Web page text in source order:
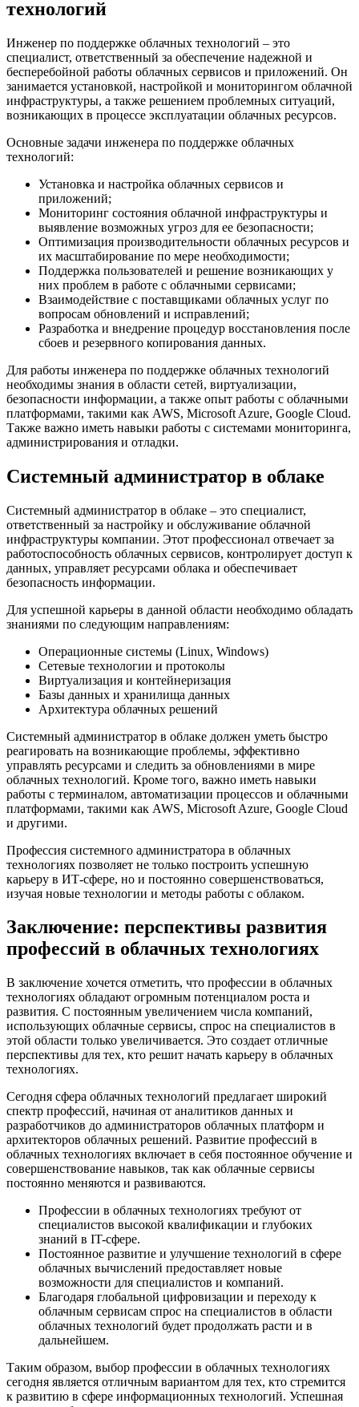
технологий
Инженер по поддержке облачных технологий – это
специалист, ответственный за обеспечение надежной и
бесперебойной работы облачных сервисов и приложений. Он
занимается установкой, настройкой и мониторингом облачной
инфраструктуры, а также решением проблемных ситуаций,
возникающих в процессе эксплуатации облачных ресурсов.
Основные задачи инженера по поддержке облачных
технологий:
Установка и настройка облачных сервисов и
приложений;
Мониторинг состояния облачной инфраструктуры и
выявление возможных угроз для ее безопасности;
Оптимизация производительности облачных ресурсов и
их масштабирование по мере необходимости;
Поддержка пользователей и решение возникающих у
них проблем в работе с облачными сервисами;
Взаимодействие с поставщиками облачных услуг по
вопросам обновлений и исправлений;
Разработка и внедрение процедур восстановления после
сбоев и резервного копирования данных.
Для работы инженера по поддержке облачных технологий
необходимы знания в области сетей, виртуализации,
безопасности информации, а также опыт работы с облачными
платформами, такими как AWS, Microsoft Azure, Google Cloud.
Также важно иметь навыки работы с системами мониторинга,
администрирования и отладки.
Системный администратор в облаке
Системный администратор в облаке – это специалист,
ответственный за настройку и обслуживание облачной
инфраструктуры компании. Этот профессионал отвечает за
работоспособность облачных сервисов, контролирует доступ к
данных, управляет ресурсами облака и обеспечивает
безопасность информации.
Для успешной карьеры в данной области необходимо обладать
знаниями по следующим направлениям:
Операционные системы (Linux, Windows)
Сетевые технологии и протоколы
Виртуализация и контейнеризация
Базы данных и хранилища данных
Архитектура облачных решений
Системный администратор в облаке должен уметь быстро
реагировать на возникающие проблемы, эффективно
управлять ресурсами и следить за обновлениями в мире
облачных технологий. Кроме того, важно иметь навыки
работы с терминалом, автоматизации процессов и облачными
платформами, такими как AWS, Microsoft Azure, Google Cloud
и другими.
Профессия системного администратора в облачных
технологиях позволяет не только построить успешную
карьеру в ИТ-сфере, но и постоянно совершенствоваться,
изучая новые технологии и методы работы с облаком.
Заключение: перспективы развития
профессий в облачных технологиях
В заключение хочется отметить, что профессии в облачных
технологиях обладают огромным потенциалом роста и
развития. С постоянным увеличением числа компаний,
использующих облачные сервисы, спрос на специалистов в
этой области только увеличивается. Это создает отличные
перспективы для тех, кто решит начать карьеру в облачных
технологиях.
Сегодня сфера облачных технологий предлагает широкий
спектр профессий, начиная от аналитиков данных и
разработчиков до администраторов облачных платформ и
архитекторов облачных решений. Развитие профессий в
облачных технологиях включает в себя постоянное обучение и
совершенствование навыков, так как облачные сервисы
постоянно меняются и развиваются.
Профессии в облачных технологиях требуют от
специалистов высокой квалификации и глубоких
знаний в IT-сфере.
Постоянное развитие и улучшение технологий в сфере
облачных вычислений предоставляет новые
возможности для специалистов и компаний.
Благодаря глобальной цифровизации и переходу к
облачным сервисам спрос на специалистов в области
облачных технологий будет продолжать расти и в
дальнейшем.
Таким образом, выбор профессии в облачных технологиях
сегодня является отличным вариантом для тех, кто стремится
к развитию в сфере информационных технологий. Успешная